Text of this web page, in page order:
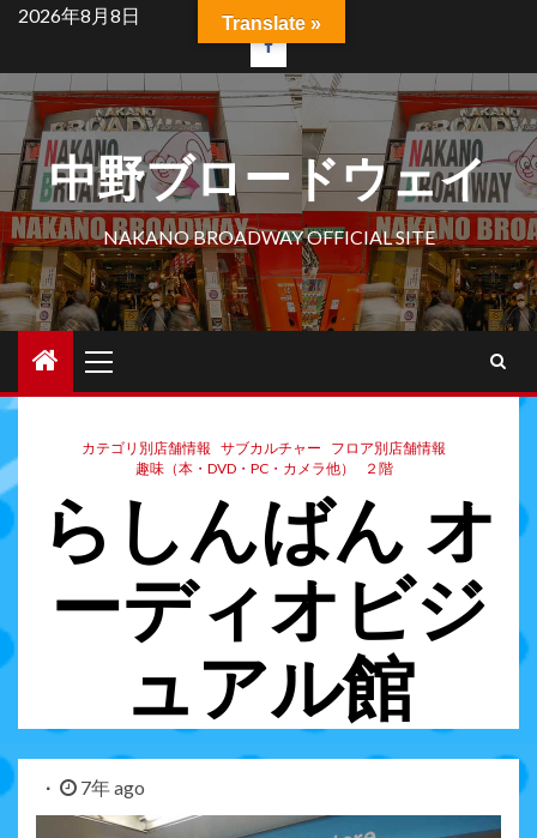
2026年8月8日
中野ブロードウェイ
NAKANO BROADWAY OFFICIAL SITE
カテゴリ別店舗情報 サブカルチャー
フロア別店舗情報
趣味（本・DVD・PC・カメラ他）
２階
らしんばん オ
ーディオビジ
ュアル館
7年 ago
Translate »